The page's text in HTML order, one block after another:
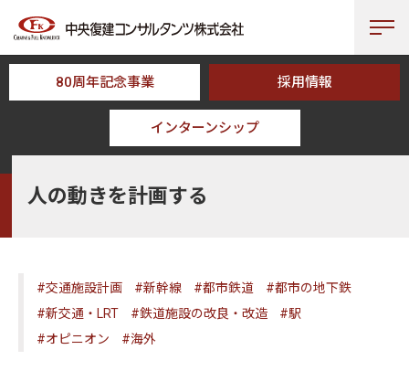
80周年記念事業 採用情報
インターンシップ
人の動きを計画する
人の動きを計画する
#交通施設計画 #新幹線 #都市鉄道
#都市の地下鉄
#新交通・LRT
#鉄道施設の改良・改造
#駅
#オピニオン
#海外